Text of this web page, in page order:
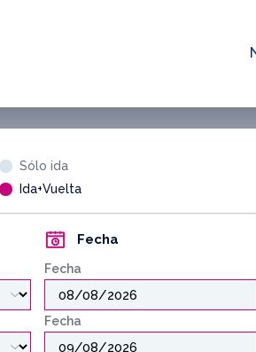
Sólo ida
Ida+Vuelta
Fecha
Fecha
Fecha